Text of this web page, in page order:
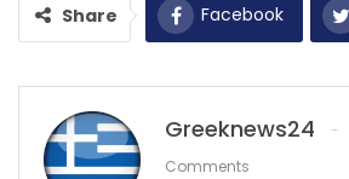
Share Facebook
Greeknews24
Comments